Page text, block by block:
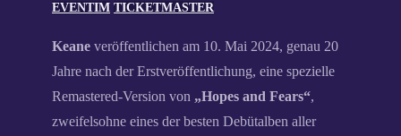
EVENTIM TICKETMASTER
Keane veröffentlichen am 10. Mai 2024, genau 20
Jahre nach der Erstveröffentlichung, eine spezielle
Remastered-Version von „Hopes and Fears“,
zweifelsohne eines der besten Debütalben aller